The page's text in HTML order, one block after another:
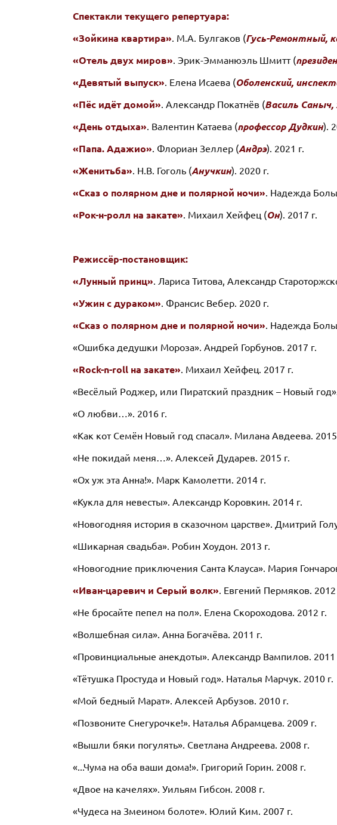
Спектакли текущего репертуара:
«Зойкина квартира». М.А. Булгаков (Гусь-Ремонтный,
«Отель двух миров». Эрик-Эмманюэль Шмитт (
«Девятый выпуск». Елена Исаева (Оболенский,
«Пёс идёт домой». Александр Покатнёв (Василь
«День отдыха». Валентин Катаева (профессор Дудкин).
«Папа. Адажио». Флориан Зеллер (Андрэ). 2021 г.
«Женитьба». Н.В. Гоголь (Анучкин). 2020 г.
«Сказ о полярном дне и полярной ночи». Надежда
«Рок-н-ролл на закате». Михаил Хейфец (Он). 2017 г.
Режиссёр-постановщик:
«Лунный принц». Лариса Титова, Александр
«Ужин с дураком». Франсис Вебер. 2020 г.
«Сказ о полярном дне и полярной ночи». Надежда
«Ошибка дедушки Мороза». Андрей Горбунов. 2017 г.
«Rock-n-roll на закате». Михаил Хейфец. 2017 г.
«Весёлый Роджер, или Пиратский праздник – Новый
«О любви…». 2016 г.
«Как кот Семён Новый год спасал». Милана Авдеева. 2015
«Не покидай меня…». Алексей Дударев. 2015 г.
«Ох уж эта Анна!». Марк Камолетти. 2014 г.
«Кукла для невесты». Александр Коровкин. 2014 г.
«Новогодняя история в сказочном царстве». Дмитрий
«Шикарная свадьба». Робин Хоудон. 2013 г.
«Новогодние приключения Санта Клауса». Мария
«Иван-царевич и Серый волк». Евгений Пермяков. 2012
«Не бросайте пепел на пол». Елена Скороходова. 2012 г.
«Волшебная сила». Анна Богачёва. 2011 г.
«Провинциальные анекдоты». Александр Вампилов. 2011
«Тётушка Простуда и Новый год». Наталья Марчук. 2010 г.
«Мой бедный Марат». Алексей Арбузов. 2010 г.
«Позвоните Снегурочке!». Наталья Абрамцева. 2009 г.
«Вышли бяки погулять». Светлана Андреева. 2008 г.
«...Чума на оба ваши дома!». Григорий Горин. 2008 г.
«Двое на качелях». Уильям Гибсон. 2008 г.
«Чудеса на Змеином болоте». Юлий Ким. 2007 г.